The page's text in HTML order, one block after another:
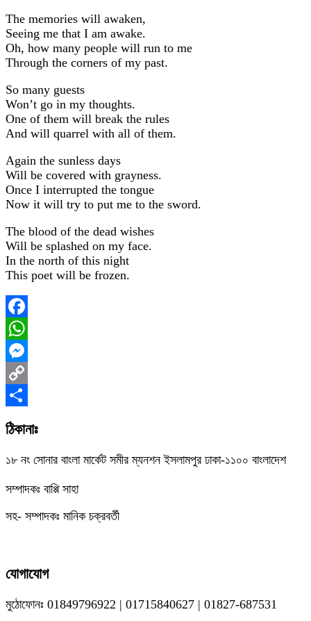
The memories will awaken,
Seeing me that I am awake.
Oh, how many people will run to me
Through the corners of my past.
So many guests
Won’t go in my thoughts.
One of them will break the rules
And will quarrel with all of them.
Again the sunless days
Will be covered with grayness.
Once I interrupted the tongue
Now it will try to put me to the sword.
The blood of the dead wishes
Will be splashed on my face.
In the north of this night
This poet will be frozen.
Facebook
WhatsApp
Messenger
Copy
Link
Share
ঠিকানাঃ
১৮ নং সোনার বাংলা মার্কেট সমীর ম্যনশন ইসলামপুর ঢাকা-১১০০ বাংলাদেশ
সম্পাদকঃ বাপ্পি সাহা
সহ- সম্পাদকঃ মানিক চক্রবর্তী
যোগাযোগ
মুঠোফোনঃ 01849796922 | 01715840627 | 01827-687531